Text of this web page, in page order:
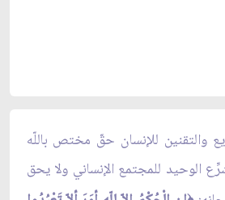
والتقنين للإنسان حقّ مختص باللّه
الوحيد للمجتمع الإنساني ولا يحق